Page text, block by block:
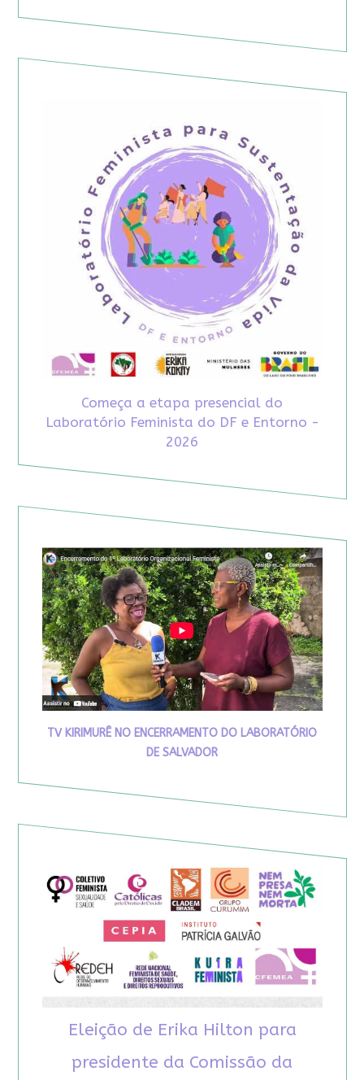
Começa a etapa presencial do
Laboratório Feminista do DF e Entorno -
2026
TV KIRIMURÊ NO ENCERRAMENTO DO LABORATÓRIO
DE SALVADOR
Eleição de Erika Hilton para
presidente da Comissão da